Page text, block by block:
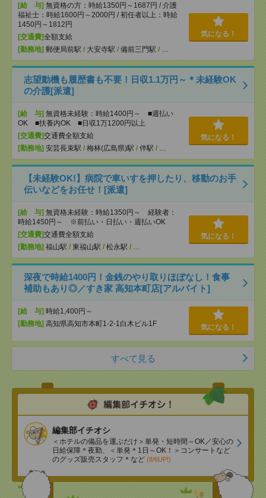
[給 与] 無資格の方：時給1350円～1687円 / 介護
福祉士：時給1600円～2000円 / 初任者以上：時給
1450円～1812円
[交通費]全額支給
[勤務地] 郵便局前駅 / 大安寺駅 / 備前三門駅 /
気になる！
志望動機も履歴書も不要！日収1.1万円～＊未経験OK
の介護[派遣]
[給 与] 無資格未経験：時給1400円～ ■週払い
OK ■扶養内OK ■日収1万1200円以上
[交通費]交通費全額支給
[勤務地] 安芸長束駅 / 梅林(広島県)駅 / 伴駅 /
気になる！
【未経験OK!】病院で車いすを押したり、移動のお手
伝いなどをお任せ！[派遣]
[給 与] 無資格未経験：時給1350円～ 経験者：
時給1450円～ ※前払い・日払い・週払いOK
[交通費]交通費全額支給
[勤務地] 福山駅 / 東福山駅 / 松永駅 /
気になる！
深夜で時給1400円！金銭のやり取りほぼなし！食事
補助もあり◎／すき家 高知本町店[アルバイト]
[給 与] 時給1,400円～
[勤務地] 高知県高知市本町1-2-1白木ビル1F 気になる！
すべて見る
編集部イチオシ
＜ホテルの備品を運ぶだけ＞単発・短時間～OK／安心の
日給保障＊夜勤、＜単発＊1日～OK！＞コンサートなど
のグッズ販売スタッフ＊など (8/6UP!)